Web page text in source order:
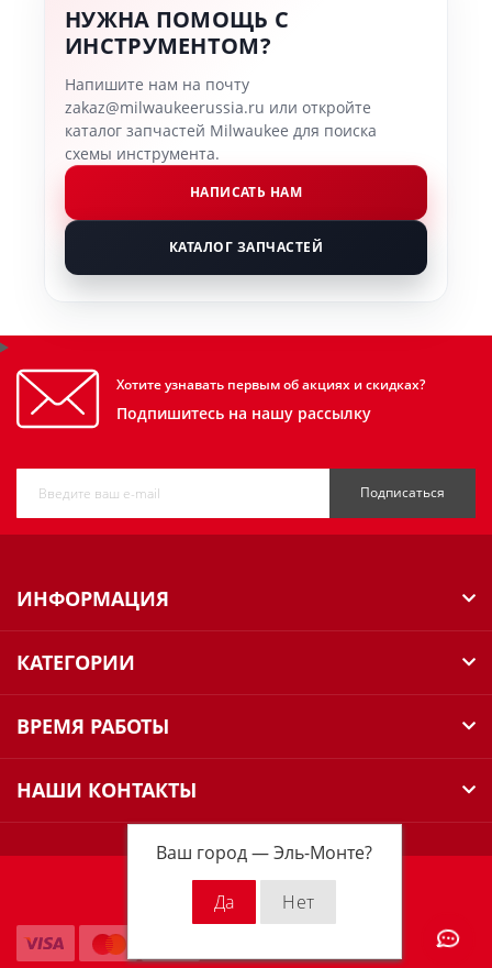
Ваш город —Эль-Монте?
НУЖНА ПОМОЩЬ С
ИНСТРУМЕНТОМ?
Напишите нам на почту
zakaz@milwaukeerussia.ru или откройте
каталог запчастей Milwaukee для поиска
схемы инструмента.
НАПИСАТЬ НАМ
КАТАЛОГ ЗАПЧАСТЕЙ
Хотите узнавать первым об акциях и скидках?
Подпишитесь на нашу рассылку
Подписаться
ИНФОРМАЦИЯ
КАТЕГОРИИ
ВРЕМЯ РАБОТЫ
НАШИ КОНТАКТЫ
Milwaukee Russia © 2026